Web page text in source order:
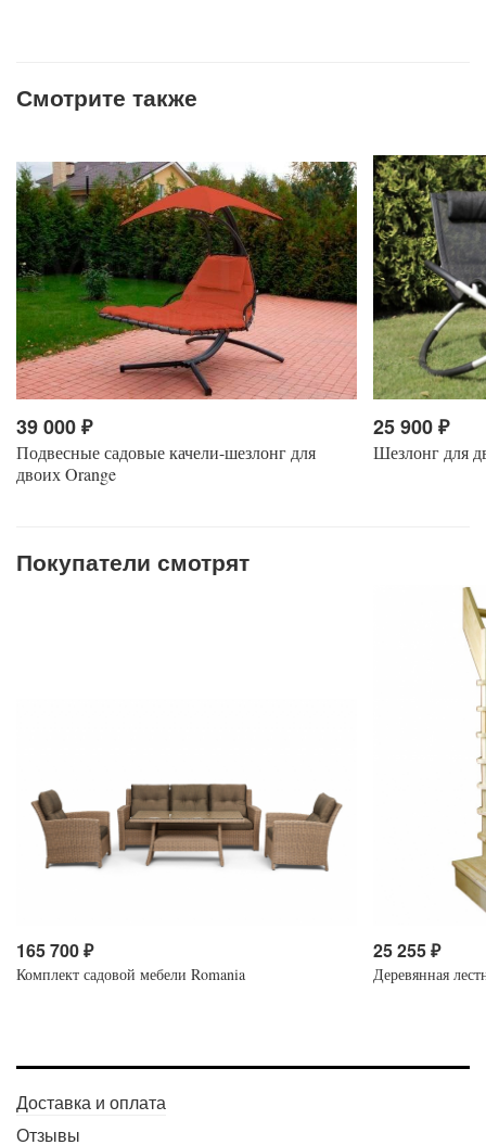
Смотрите также
39 000₽
Подвесные садовые качели-шезлонг для
двоих Orange
25 900 ₽
Шезлонг для
Покупатели смотрят
165 700₽
Комплект садовой мебели Romania
25 255₽
Деревянная
Доставка и оплата
Отзывы